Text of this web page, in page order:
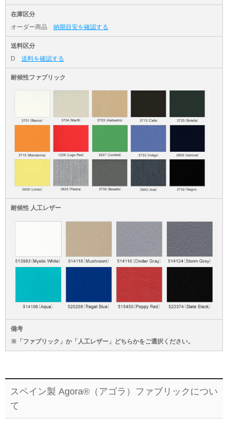
在庫区分
オーダー商品 納期目安を確認する
送料区分
D 送料を確認する
耐候性ファブリック
耐候性 人工レザー
備考
※「ファブリック」か「人工レザー」どちらかをご選択ください。
スペイン製 Agora®（アゴラ）ファブリックについ
て